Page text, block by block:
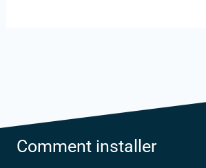
Comment installer